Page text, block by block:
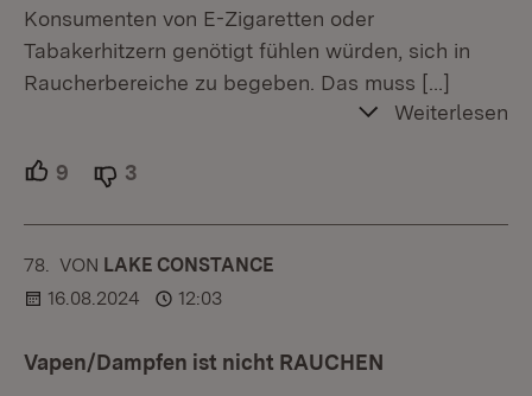
Konsumenten von E-Zigaretten oder
Tabakerhitzern genötigt fühlen würden, sich in
Raucherbereiche zu begeben. Das muss […]
Weiterlesen
9 Unterstützer.
3
78. KOMMENTAR
VON :LAKE CONSTANCE
16.08.2024
12:03
Vapen/Dampfen ist nicht RAUCHEN